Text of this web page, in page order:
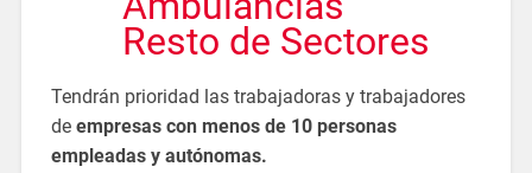
Resto de Sectores
Tendrán prioridad las trabajadoras y trabajadores
de empresas con menos de 10 personas
empleadas y autónomas.